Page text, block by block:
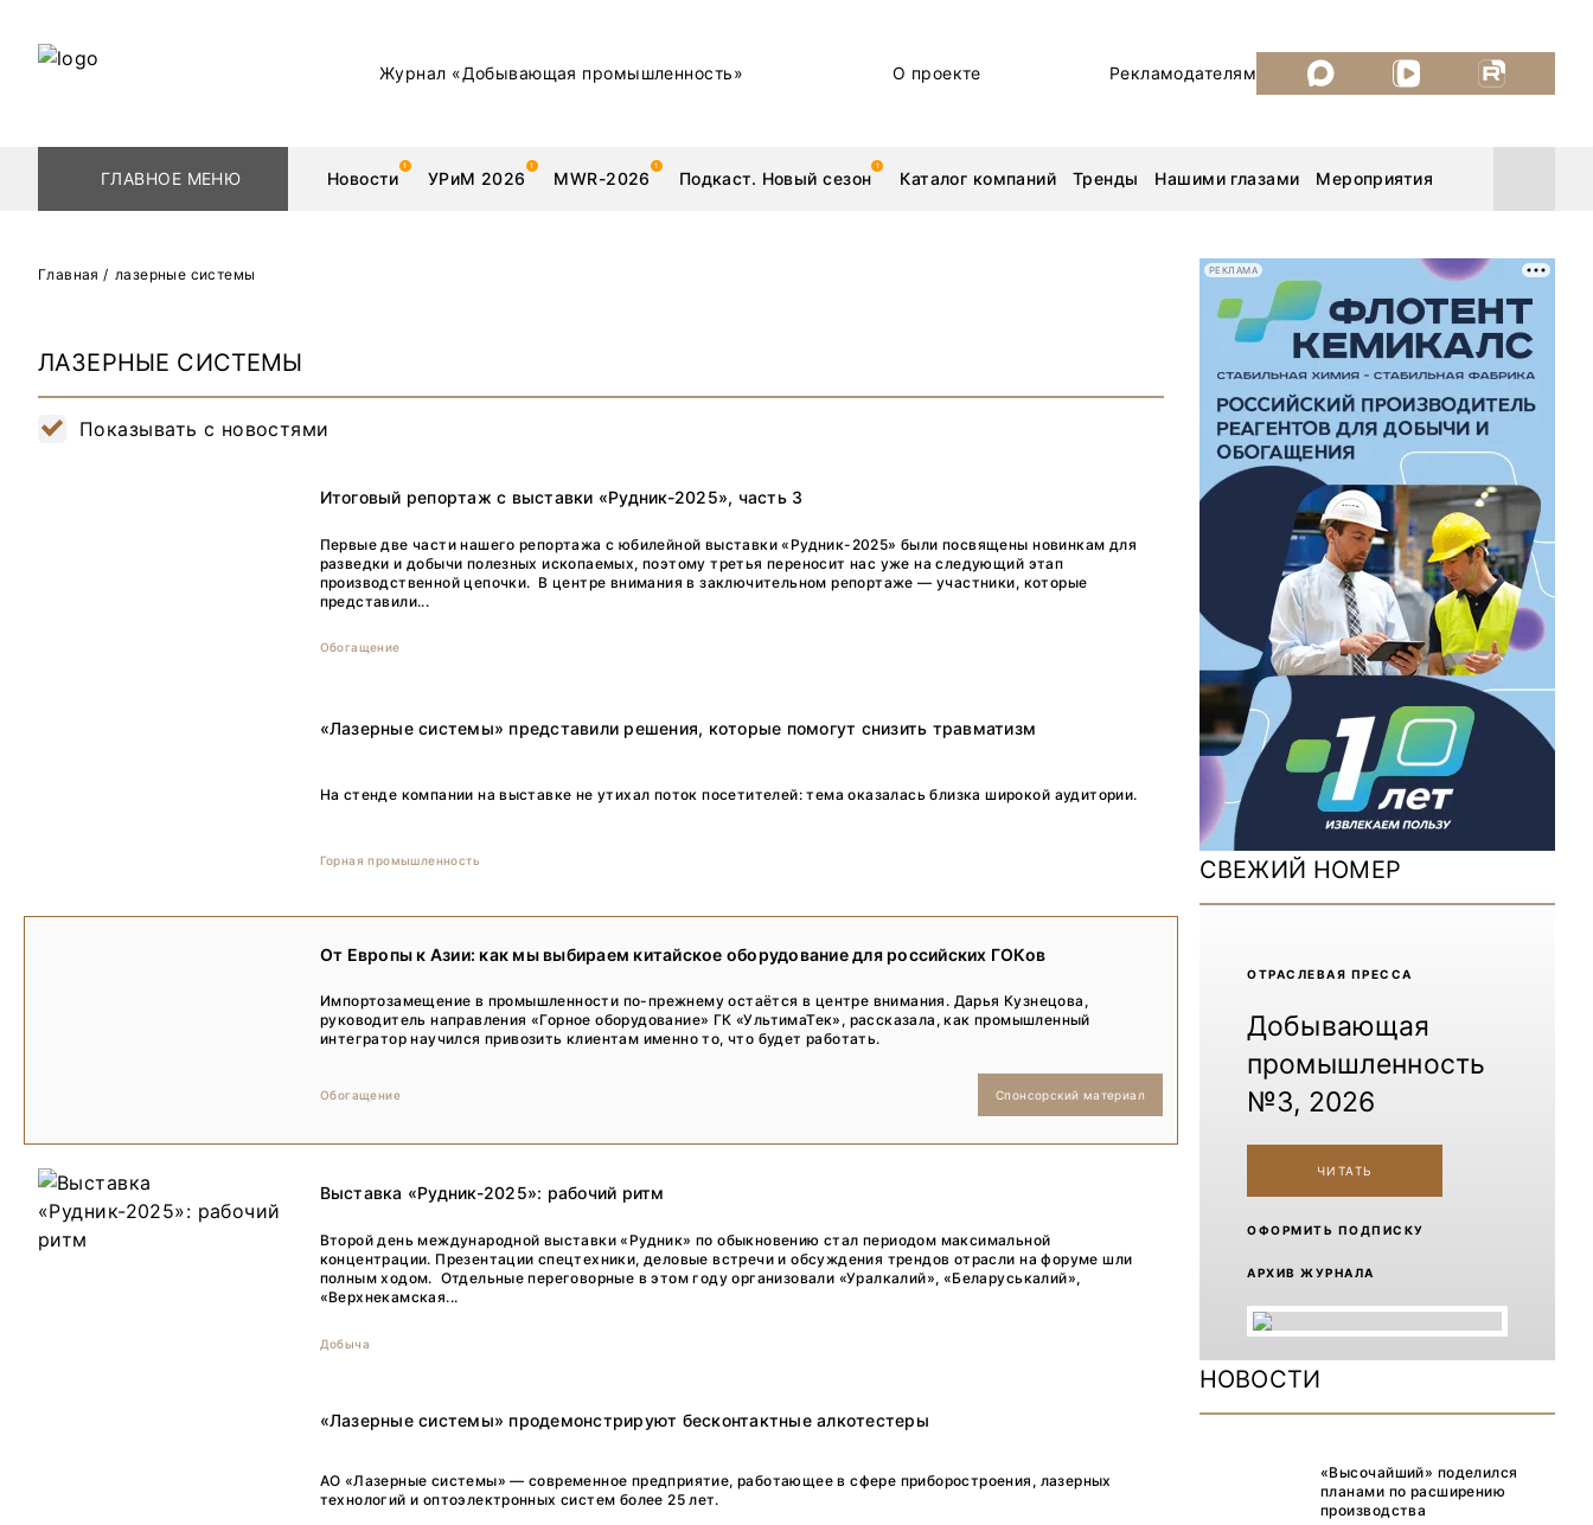
Журнал «Добывающая промышленность» О проекте Рекламодателям
ГЛАВНОЕ МЕНЮ Новости УРиМ 2026 MWR-2026 Подкаст. Новый сезон Каталог компаний Тренды Нашими глазами Мероприятия
Геологоразведка
Обогащение Золото
Нефть
Техника и технологии
Бренд
Тренды
Интервью
Уголь России и Майнинг 2026
MiningWorld Russia 2026
ДП Подкаст. Новый сезон
Рудник 2025
ДОМ 2026
MiningWorld Russia 2025
Уголь России и Майнинг 2025
Рудник 2024 | Обзор выставки
В помощь шахтёру 2024
Уголь России и Майнинг 2024
Mining World Russia 2024
Главная / лазерные системы
ЛАЗЕРНЫЕ СИСТЕМЫ
Показывать с новостями
Итоговый репортаж с выставки «Рудник-2025», часть 3
Первые две части нашего репортажа с юбилейной выставки «Рудник-2025» были посвящены новинкам для
разведки и добычи полезных ископаемых, поэтому третья переносит нас уже на следующий этап
производственной цепочки. В центре внимания в заключительном репортаже — участники, которые
представили...
Обогащение
«Лазерные системы» представили решения, которые помогут снизить травматизм
На стенде компании на выставке не утихал поток посетителей: тема оказалась близка широкой аудитории.
Горная промышленность
От Европы к Азии: как мы выбираем китайское оборудование для российских ГОКов
Импортозамещение в промышленности по-прежнему остаётся в центре внимания. Дарья Кузнецова,
руководитель направления «Горное оборудование» ГК «УльтимаТек», рассказала, как промышленный
интегратор научился привозить клиентам именно то, что будет работать.
Обогащение Спонсорский материал
Выставка «Рудник-2025»: рабочий ритм
Второй день международной выставки «Рудник» по обыкновению стал периодом максимальной
концентрации. Презентации спецтехники, деловые встречи и обсуждения трендов отрасли на форуме шли
полным ходом. Отдельные переговорные в этом году организовали «Уралкалий», «Беларуськалий»,
«Верхнекамская...
Добыча
«Лазерные системы» продемонстрируют бесконтактные алкотестеры
АО «Лазерные системы» — современное предприятие, работающее в сфере приборостроения, лазерных
технологий и оптоэлектронных систем более 25 лет.
РЕКЛАМА
СВЕЖИЙ НОМЕР
ОТРАCЛЕВАЯ ПРЕССА
Добывающая
промышленность
№3, 2026
ЧИТАТЬ
ОФОРМИТЬ ПОДПИСКУ
АРХИВ ЖУРНАЛА
НОВОСТИ
«Высочайший» поделился
планами по расширению
производства